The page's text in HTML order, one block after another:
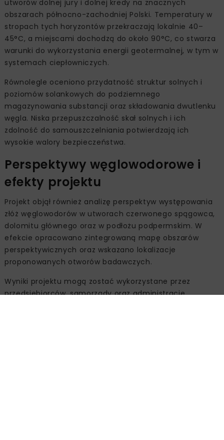
utworów dolnej jury i dolnej kredy na znacznych
obszarach północno-zachodniej Polski. Temperatury w
stropach tych horyzontów przekraczają lokalnie 40–
45°C, a miejscami dochodzą do około 90°C, co stwarza
warunki do wykorzystania energii geotermalnej, w tym w
systemach ciepłowniczych.
Równolegle oceniono przydatność struktur solnych i
poziomów solankowych do podziemnego
magazynowania substancji oraz składowania dwutlenku
węgla. Niska przepuszczalność skał solnych i ich
zdolność do samouszczelniania potwierdzają ich
wysokie walory bezpieczeństwa.
Perspektywy węglowodorowe i
efekty projektu
Projekt objął również analizę perspektyw występowania
złóż węglowodorów w utworach czerwonego spągowca,
dolomitu głównego oraz w podłożu podpermskim. W
efekcie opracowano zintegrowaną mapę obszarów
perspektywicznych oraz wskazano lokalizacje
proponowanych otworów badawczych.
Wyniki projektu mogą zostać wykorzystane przez
przedsiębiorców, samorządy oraz administrację